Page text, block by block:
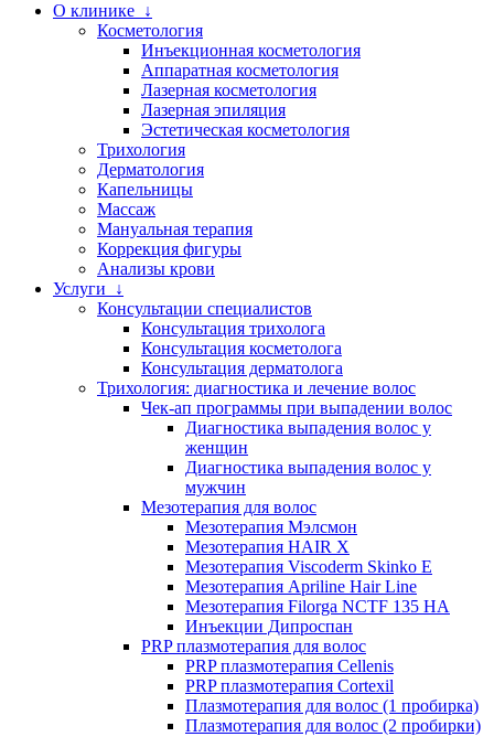
О клинике ↓
Косметология
Инъекционная косметология
Аппаратная косметология
Лазерная косметология
Лазерная эпиляция
Эстетическая косметология
Трихология
Дерматология
Капельницы
Массаж
Мануальная терапия
Коррекция фигуры
Анализы крови
Услуги ↓
Консультации специалистов
Консультация трихолога
Консультация косметолога
Консультация дерматолога
Трихология: диагностика и лечение волос
Чек-ап программы при выпадении волос
Диагностика выпадения волос у
женщин
Диагностика выпадения волос у
мужчин
Мезотерапия для волос
Мезотерапия Мэлсмон
Мезотерапия HAIR X
Мезотерапия Viscoderm Skinko E
Мезотерапия Apriline Hair Line
Мезотерапия Filorga NCTF 135 HA
Инъекции Дипроспан
PRP плазмотерапия для волос
PRP плазмотерапия Cellenis
PRP плазмотерапия Cortexil
Плазмотерапия для волос (1 пробирка)
Плазмотерапия для волос (2 пробирки)